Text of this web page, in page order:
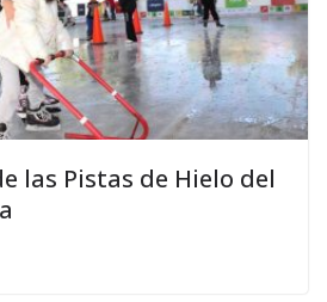
las Pistas de Hielo del